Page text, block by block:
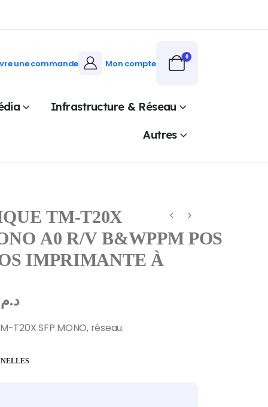
une commande Mon compte
0
Infrastructure & Réseau
Autres
TM-T20X
A0 R/V B&WPPM POS
IMPRIMANTE À
T20X SFP MONO, réseau.